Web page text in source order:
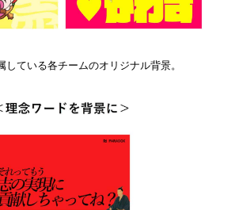
ている各チームのオリジナル背景。